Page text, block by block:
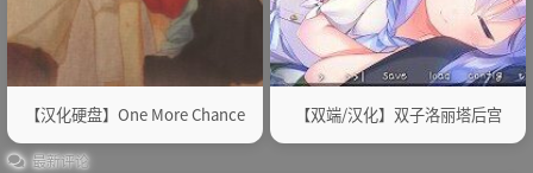
【汉化硬盘】One More Chance 【双端/汉化】双子洛丽塔后宫
最新评论